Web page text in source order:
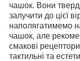
чашок. Вони
залучити до цієї
наполягатимемо
чашок, але
смакові рецептори
тактильні та